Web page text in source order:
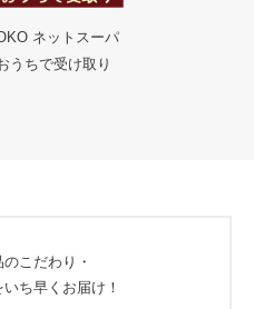
ネットスーパ
うちで受け取り
こだわり・
ち早くお届け！